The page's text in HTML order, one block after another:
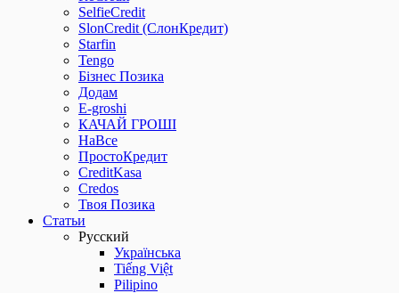
SelfieCredit
SlonCredit (СлонКредит)
Starfin
Tengo
Бізнес Позика
Додам
Е-groshi
КАЧАЙ ГРОШІ
НаВсе
ПростоКредит
СreditKasa
Сredos
Твоя Позика
Статьи
Русский
Українська
Tiếng Việt
Pilipino